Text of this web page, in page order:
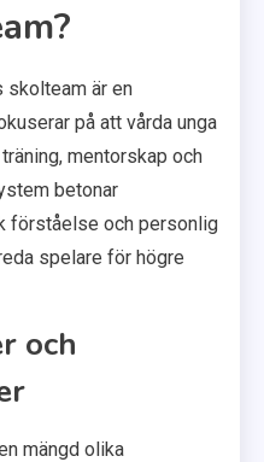
skolteam är en
på att vårda unga
mentorskap och
betonar
förståelse och personlig
spelare för högre
och
mängd olika